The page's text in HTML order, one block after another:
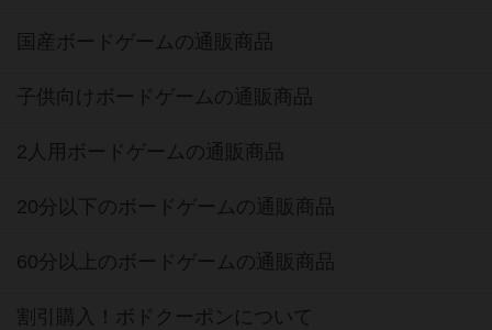
国産ボードゲームの通販商品
子供向けボードゲームの通販商品
2人用ボードゲームの通販商品
20分以下のボードゲームの通販商品
60分以上のボードゲームの通販商品
割引購入！ボドクーポンについて